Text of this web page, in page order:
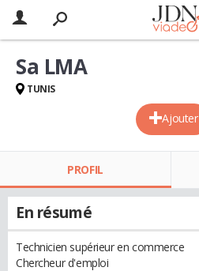
Ajouter
Sa LMA
TUNIS
PROFIL
En résumé
Technicien supérieur en commerce
Chercheur d'emploi